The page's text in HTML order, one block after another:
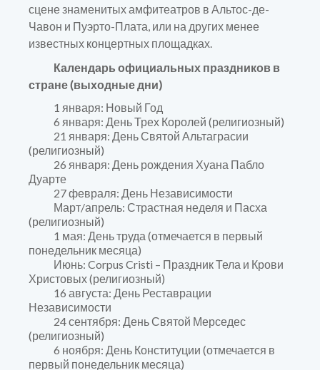
сцене знаменитых амфитеатров в Альтос-де-
Чавон и Пуэрто-Плата, или на других менее
известных концертных площадках.
Календарь официальных праздников в
стране (выходные дни)
1 января: Новый Год
6 января: День Трех Королей (религиозный)
21 января: День Святой Альтаграсии
(религиозный)
26 января: День рождения Хуана Пабло
Дуарте
27 февраля: День Независимости
Март/апрель: Страстная неделя и Пасха
(религиозный)
1 мая: День труда (отмечается в первый
понедельник месяца)
Июнь: Corpus Cristi – Праздник Тела и Крови
Христовых (религиозный)
16 августа: День Реставрации
Независимости
24 сентября: День Святой Мерседес
(религиозный)
6 ноября: День Конституции (отмечается в
первый понедельник месяца)